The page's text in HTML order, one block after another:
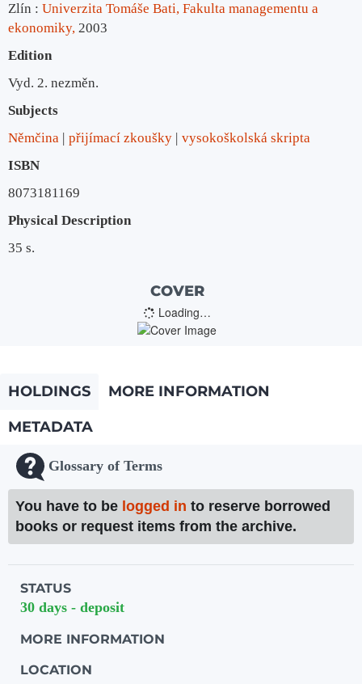
Zlín : Univerzita Tomáše Bati, Fakulta managementu a
ekonomiky, 2003
Edition
Vyd. 2. nezměn.
Subjects
Němčina
přijímací zkoušky
vysokoškolská skripta
ISBN
8073181169
Physical Description
35 s.
COVER
Loading…
HOLDINGS
MORE INFORMATION
METADATA
Glossary of Terms
You have to be logged in to reserve borrowed
books or request items from the archive.
Holdings details from Knihovna UTB
STATUS
30 days - deposit
MORE INFORMATION
LOCATION